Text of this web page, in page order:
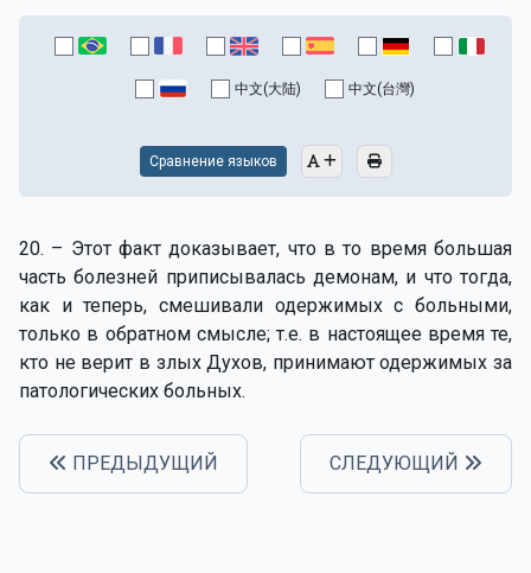
中文(大陆) 中文(台灣)
Сравнение языков
20. – Этот факт доказывает, что в то время большая
часть болезней приписывалась демонам, и что тогда,
как и теперь, смешивали одержимых с больными,
только в обратном смысле; т.е. в настоящее время те,
кто не верит в злых Духов, принимают одержимых за
патологических больных.
ПРЕДЫДУЩИЙ СЛЕДУЮЩИЙ